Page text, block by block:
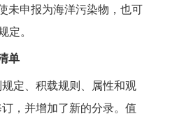
未申报为海洋污染物，也可
。
单
定、积载规则、属性和观
，并增加了新的分录。值